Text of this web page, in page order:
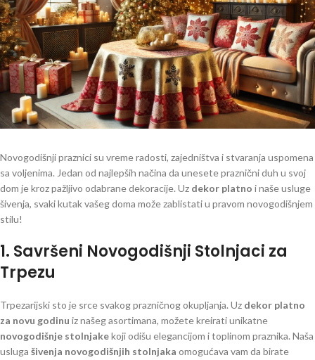
Novogodišnji praznici su vreme radosti, zajedništva i stvaranja uspomena
sa voljenima. Jedan od najlepših načina da unesete praznični duh u svoj
dom je kroz pažljivo odabrane dekoracije. Uz dekor platno i naše usluge
šivenja, svaki kutak vašeg doma može zablistati u pravom novogodišnjem
stilu!
1. Savršeni Novogodišnji Stolnjaci za
Trpezu
Trpezarijski sto je srce svakog prazničnog okupljanja. Uz dekor platno
za novu godinu iz našeg asortimana, možete kreirati unikatne
novogodišnje stolnjakekoji odišu elegancijom i toplinom praznika. Naša
usluga šivenja novogodišnjih stolnjaka omogućava vam da birate